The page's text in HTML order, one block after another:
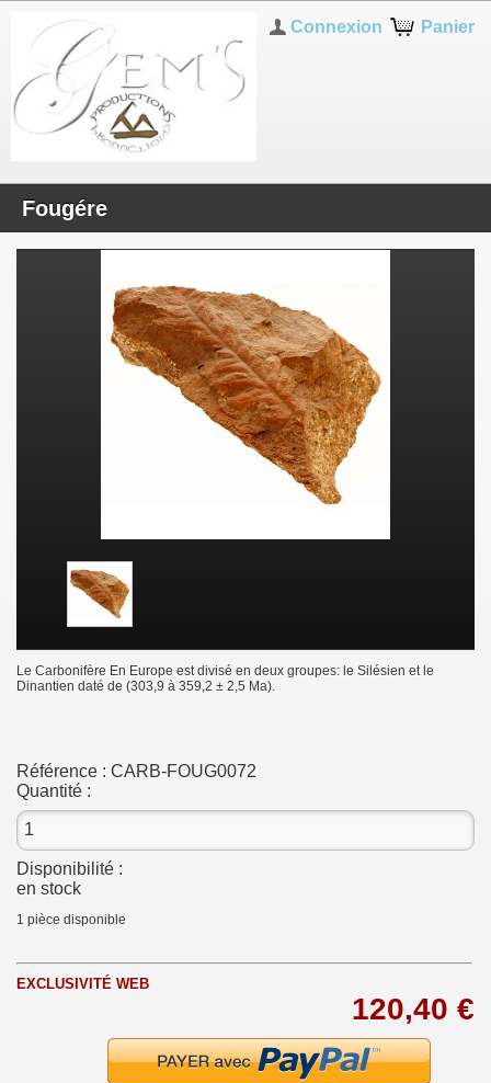
Panier
Connexion
Fougére
Le Carbonifère En Europe est divisé en deux groupes: le Silésien et le
Dinantien daté de (303,9 à 359,2 ± 2,5 Ma).
Référence : CARB-FOUG0072
Quantité :
Disponibilité :
en stock
1 pièce disponible
EXCLUSIVITÉ WEB
120,40 €